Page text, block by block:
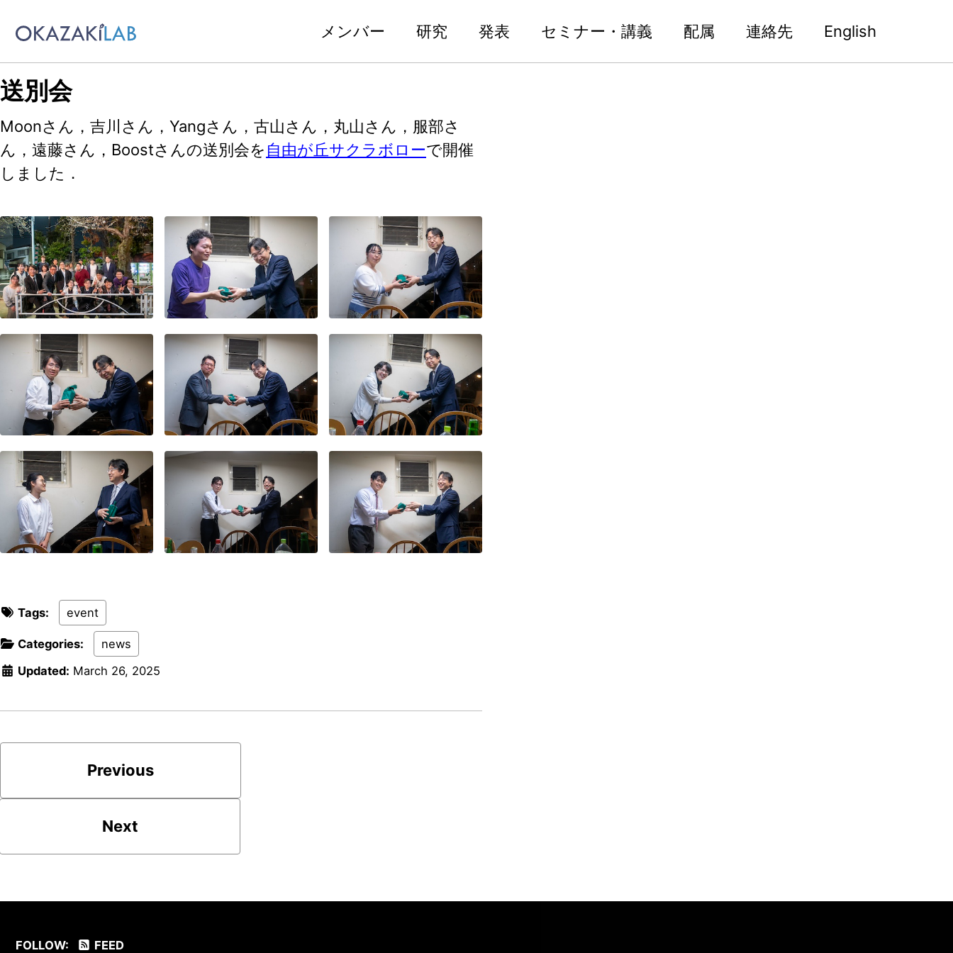
メンバー
研究 発表 セミナー・講義 配属 連絡先 English
送別会
Moonさん，吉川さん，Yangさん，古山さん，丸山さん，服部さ
ん，遠藤さん，Boostさんの送別会を 自由が丘サクラボローで開催
しました．
Tags: event
Categories:
news
Updated: March 26, 2025
Previous
Next
FOLLOW: FEED